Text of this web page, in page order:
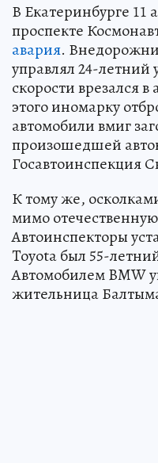
В Екатеринбурге 11
проспекте
авария.
управлял 24-летний
скорости врезался
этого иномарку
автомобили вмиг
произошедшей
Госавтоинспекция
К тому же,
мимо
Автоинспекторы
Toyota был 55-
Автомобилем BMW
жительница